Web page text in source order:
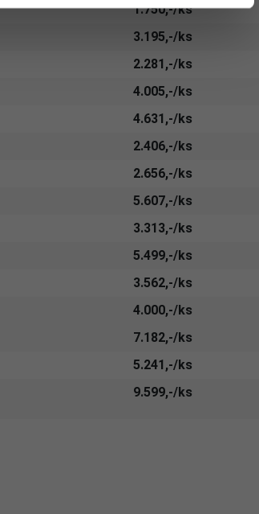
1.750,-/ks
3.195,-/ks
2.281,-/ks
4.005,-/ks
4.631,-/ks
2.406,-/ks
2.656,-/ks
5.607,-/ks
3.313,-/ks
5.499,-/ks
3.562,-/ks
4.000,-/ks
7.182,-/ks
5.241,-/ks
9.599,-/ks